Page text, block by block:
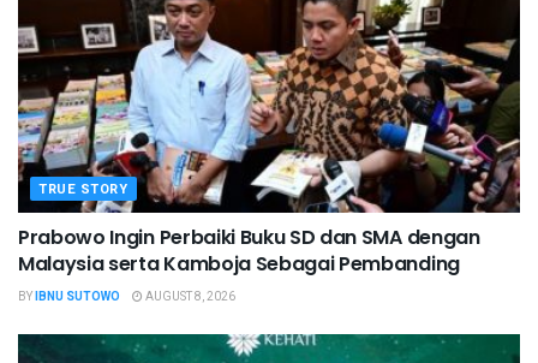
TRUE STORY
Prabowo Ingin Perbaiki Buku SD dan SMA dengan
Malaysia serta Kamboja Sebagai Pembanding
BYIBNU SUTOWO AUGUST 8, 2026